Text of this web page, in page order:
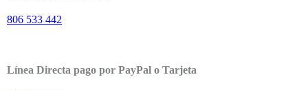
806 533 442
Línea Directa pago por PayPal o Tarjeta